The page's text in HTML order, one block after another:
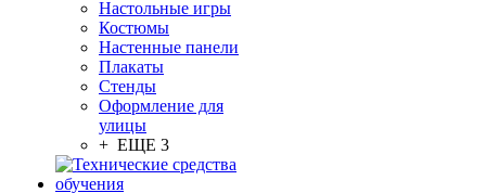
Настольные игры
Костюмы
Настенные панели
Плакаты
Стенды
Оформление для
улицы
+ ЕЩЕ 3